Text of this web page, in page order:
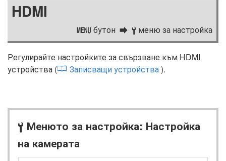
HDMI
G бутон B меню за настройка
Регулирайте настройките за свързване към HDMI
устройства (
Записващи устройства).
B Менюто за настройка: Настройка
на камерата